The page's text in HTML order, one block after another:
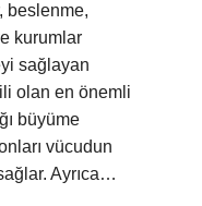
beslenme,
kurumlar
sağlayan
olan en önemli
büyüme
vücudun
Ayrıca…